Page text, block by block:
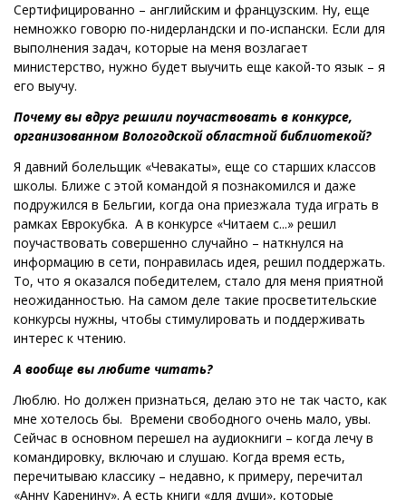
Сертифицированно – английским и французским. Ну, еще
немножко говорю по-нидерландски и по-испански. Если для
выполнения задач, которые на меня возлагает
министерство, нужно будет выучить еще какой-то язык – я
его выучу.
Почему вы вдруг решили поучаствовать в конкурсе,
организованном Вологодской областной библиотекой?
Я давний болельщик «Чевакаты», еще со старших классов
школы. Ближе с этой командой я познакомился и даже
подружился в Бельгии, когда она приезжала туда играть в
рамках Еврокубка. А в конкурсе «Читаем с...» решил
поучаствовать совершенно случайно – наткнулся на
информацию в сети, понравилась идея, решил поддержать.
То, что я оказался победителем, стало для меня приятной
неожиданностью. На самом деле такие просветительские
конкурсы нужны, чтобы стимулировать и поддерживать
интерес к чтению.
А вообще вы любите читать?
Люблю. Но должен признаться, делаю это не так часто, как
мне хотелось бы. Времени свободного очень мало, увы.
Сейчас в основном перешел на аудиокниги – когда лечу в
командировку, включаю и слушаю. Когда время есть,
перечитываю классику – недавно, к примеру, перечитал
«Анну Каренину». А есть книги «для души», которые